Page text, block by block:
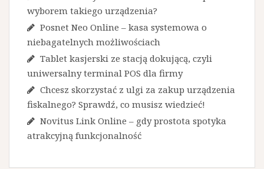
wyborem takiego urządzenia?
Posnet Neo Online – kasa systemowa o
niebagatelnych możliwościach
Tablet kasjerski ze stacją dokującą, czyli
uniwersalny terminal POS dla firmy
Chcesz skorzystać z ulgi za zakup urządzenia
fiskalnego? Sprawdź, co musisz wiedzieć!
Novitus Link Online – gdy prostota spotyka
atrakcyjną funkcjonalność